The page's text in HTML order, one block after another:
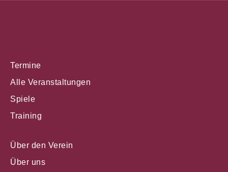
Termine
Alle Veranstaltungen
Spiele
Training
Über den Verein
Über uns